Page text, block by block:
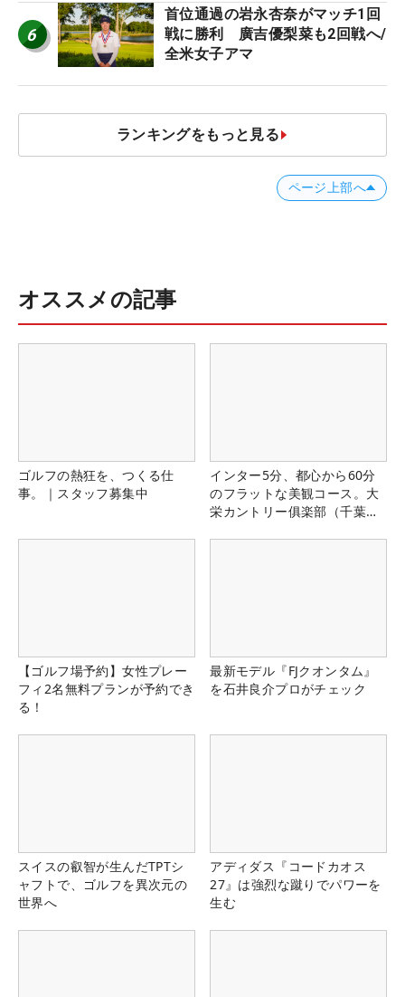
6
首位通過の岩永杏奈がマッチ1回
戦に勝利 廣吉優梨菜も2回戦へ/
全米女子アマ
ランキングをもっと見る
ページ上部へ
オススメの記事
ゴルフの熱狂を、つくる仕
事。｜スタッフ募集中
インター5分、都心から60分
のフラットな美観コース。大
栄カントリー俱楽部（千葉
【ゴルフ場予約】女性プレー
フィ2名無料プランが予約でき
る！
最新モデル『FJクオンタム』
を石井良介プロがチェック
スイスの叡智が生んだTPTシ
ャフトで、ゴルフを異次元の
世界へ
アディダス『コードカオス
27』は強烈な蹴りでパワーを
生む